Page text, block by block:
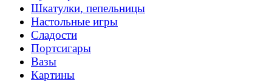
Шкатулки, пепельницы
Настольные игры
Сладости
Портсигары
Вазы
Картины